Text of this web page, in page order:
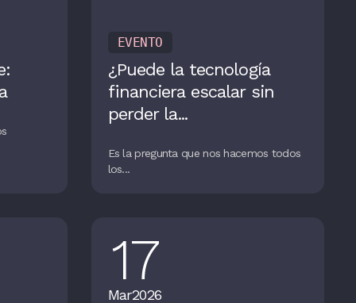
EVENTO
¿Puede la tecnología
financiera escalar sin
perder la...
Es la pregunta que nos hacemos todos
los...
17
Mar2026